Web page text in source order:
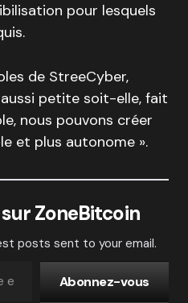
pour lesquels
de StreeCyber,
petite soit-elle, fait
nous pouvons créer
et plus autonome ».
ZoneBitcoin
posts sent to your email.
Abonnez-vous